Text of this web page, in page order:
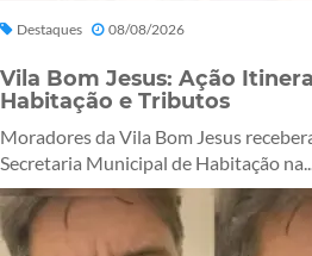
Destaques 08/08/2026
Vila Bom Jesus: Ação
Habitação e Tributos
Moradores da Vila Bom Jesus
Secretaria Municipal de Habitação